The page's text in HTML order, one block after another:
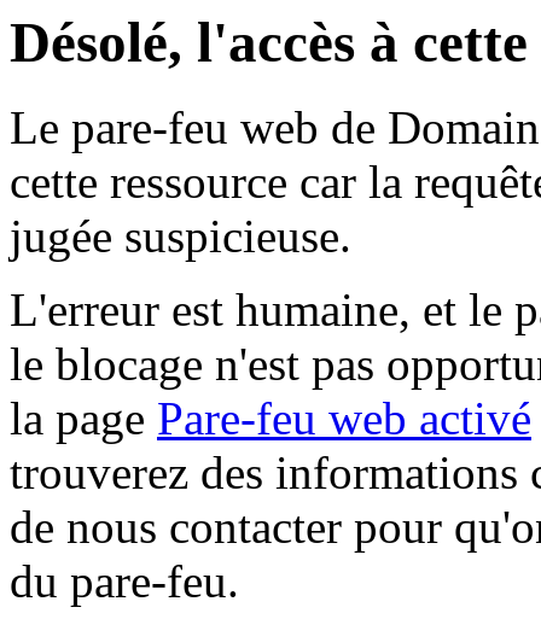
Désolé, l'accès à
Le pare-feu web de
cette ressource car la
jugée suspicieuse.
L'erreur est humaine, et le
le blocage n'est pas
la page Pare-feu web activé
trouverez des informations
de nous contacter pour
du pare-feu.